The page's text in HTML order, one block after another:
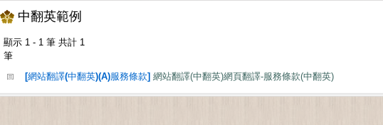
中翻英範例
顯示 1 - 1 筆 共計 1
筆
[網站翻譯(中翻英)(A)服務條款] 網站翻譯(中翻英)網頁翻譯-服務條款(中翻英)